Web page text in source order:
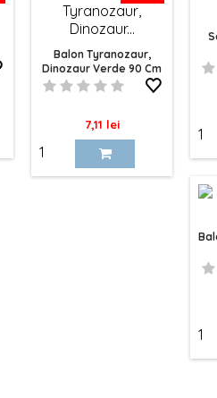
Balon Tyranozaur,
Dinozaur Verde 90 Cm
Pret
7,11 lei